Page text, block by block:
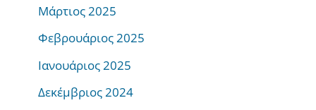
Μάρτιος 2025
Φεβρουάριος 2025
Ιανουάριος 2025
Δεκέμβριος 2024